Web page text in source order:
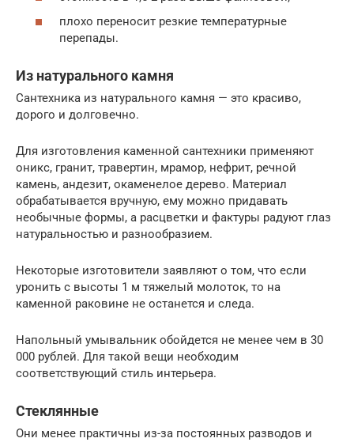
плохо переносит резкие температурные
перепады.
Из натурального камня
Сантехника из натурального камня — это красиво,
дорого и долговечно.
Для изготовления каменной сантехники применяют
оникс, гранит, травертин, мрамор, нефрит, речной
камень, андезит, окаменелое дерево. Материал
обрабатывается вручную, ему можно придавать
необычные формы, а расцветки и фактуры радуют глаз
натуральностью и разнообразием.
Некоторые изготовители заявляют о том, что если
уронить с высоты 1 м тяжелый молоток, то на
каменной раковине не останется и следа.
Напольный умывальник обойдется не менее чем в 30
000 рублей. Для такой вещи необходим
соответствующий стиль интерьера.
Стеклянные
Они менее практичны из-за постоянных разводов и